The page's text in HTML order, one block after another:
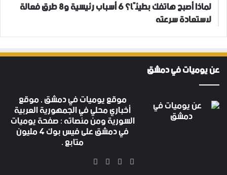
لماذا أصبح هاتفك بطيئًا؟ 6 أسباب رئيسية و8 طرق فعالة
لاستعادة سرعته
عن يوميات في دمشق
موقع يوميات في دمشق , موقع
أخباري محلي في الجمهورية العربية
السورية ومن منصاته : صفحة يوميات
في دمشق على فيس بوك 4 مليون متابع .
فيسبوك
‫X
‫YouTube